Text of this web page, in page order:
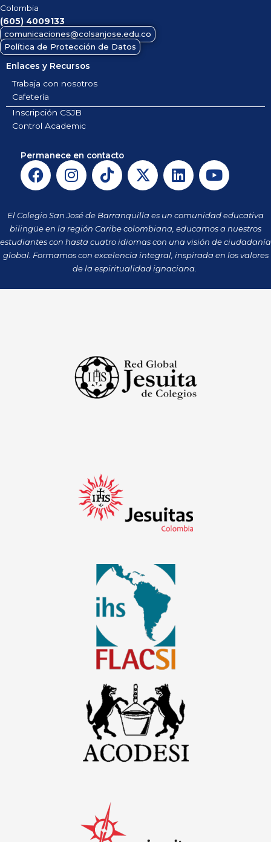
Colombia
(605) 4009133
comunicaciones@colsanjose.edu.co
Política de Protección de Datos
Enlaces y Recursos
Trabaja con nosotros
Cafetería
Inscripción CSJB
Control Academic
Permanece en contacto
F
a
e
b
o
o
I
n
t
a
g
r
a
m
T
i
t
o
k
X
-
w
i
t
t
e
r
L
i
k
e
d
i
n
Y
o
t
u
b
e
El Colegio San José de Barranquilla es un comunidad educativa
bilingüe en la región Caribe colombiana, educamos a nuestros
estudiantes con hasta cuatro idiomas con una visión de ciudadanía
global. Formamos con excelencia integral, inspirada en los valores
de la espiritualidad ignaciana.